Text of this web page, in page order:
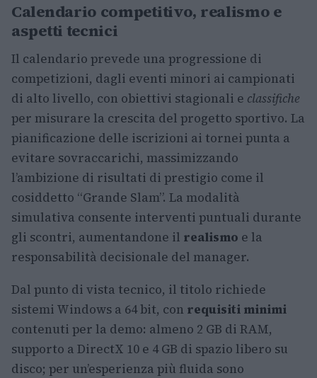
Calendario competitivo, realismo e
aspetti tecnici
Il calendario prevede una progressione di
competizioni, dagli eventi minori ai campionati
di alto livello, con obiettivi stagionali e classifiche
per misurare la crescita del progetto sportivo. La
pianificazione delle iscrizioni ai tornei punta a
evitare sovraccarichi, massimizzando
l’ambizione di risultati di prestigio come il
cosiddetto “Grande Slam”. La modalità
simulativa consente interventi puntuali durante
gli scontri, aumentandone il realismo e la
responsabilità decisionale del manager.
Dal punto di vista tecnico, il titolo richiede
sistemi Windows a 64 bit, con requisiti minimi
contenuti per la demo: almeno 2 GB di RAM,
supporto a DirectX 10 e 4 GB di spazio libero su
disco; per un’esperienza più fluida sono